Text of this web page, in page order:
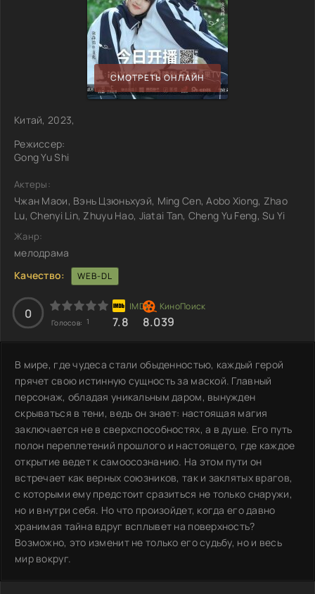
СМОТРЕТЬ ОНЛАЙН
Китай, 2023,
Режиссер:
Gong Yu Shi
Актеры:
Чжан Маои, Вэнь Цзюньхуэй, Ming Cen, Aobo Xiong, Zhao
Lu, Chenyi Lin, Zhuyu Hao, Jiatai Tan, Cheng Yu Feng, Su Yi
Жанр:
мелодрама
Качество:
WEB-DL
0
Голосов: 1 7.8 8.039
В мире, где чудеса стали обыденностью, каждый герой
прячет свою истинную сущность за маской. Главный
персонаж, обладая уникальным даром, вынужден
скрываться в тени, ведь он знает: настоящая магия
заключается не в сверхспособностях, а в душе. Его путь
полон переплетений прошлого и настоящего, где каждое
открытие ведет к самоосознанию. На этом пути он
встречает как верных союзников, так и заклятых врагов,
с которыми ему предстоит сразиться не только снаружи,
но и внутри себя. Но что произойдет, когда его давно
хранимая тайна вдруг всплывет на поверхность?
Возможно, это изменит не только его судьбу, но и весь
мир вокруг.